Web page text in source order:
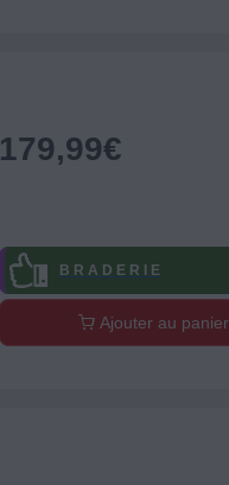
179,99€
B R A D E R I E
Ajouter au panier